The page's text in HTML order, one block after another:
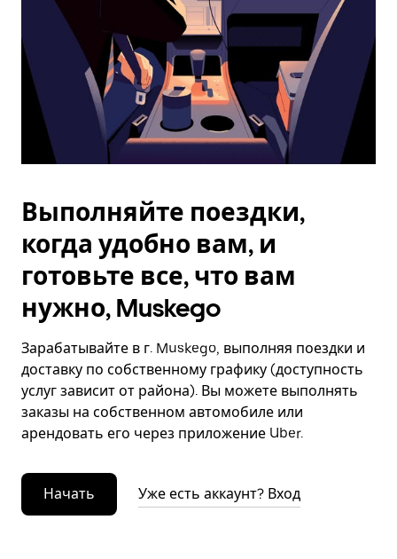
Выполняйте поездки,
когда удобно вам, и
готовьте все, что вам
нужно, Muskego
Зарабатывайте в г. Muskego, выполняя поездки и
доставку по собственному графику (доступность
услуг зависит от района). Вы можете выполнять
заказы на собственном автомобиле или
арендовать его через приложение Uber.
Начать Уже есть аккаунт? Вход